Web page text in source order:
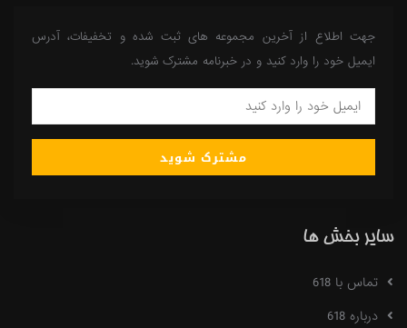
جهت اطلاع از آخرین مجموعه های ثبت شده و تخفیفات، آدرس
ایمیل خود را وارد کنید و در خبرنامه مشترک شوید.
مشترک شوید
سایر بخش ها
تماس با 618
درباره 618